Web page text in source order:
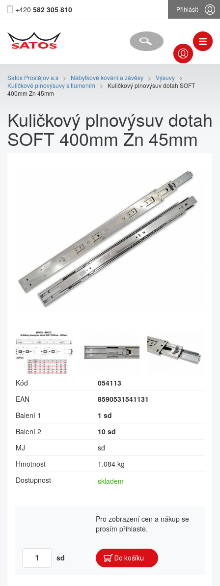
+420 582 305 810 Přihlásit
Satos Prostějov a.s > Nábytkové kování a závěsy > Výsuvy >
Kuličkové plnovýsuvy s tlumením
>
Kuličkový plnovýsuv dotah SOFT
400mm Zn 45mm
Kuličkový plnovýsuv dotah
SOFT 400mm Zn 45mm
Kód
054113
EAN
8590531541131
Balení 1
1 sd
Balení 2
10 sd
MJ
sd
Hmotnost
1.084 kg
Dostupnost
skladem
Pro zobrazení cen a nákup se
prosím přihlaste.
sd